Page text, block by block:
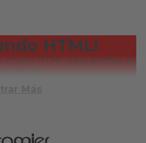
HTML!
modo HTMLpara probar el